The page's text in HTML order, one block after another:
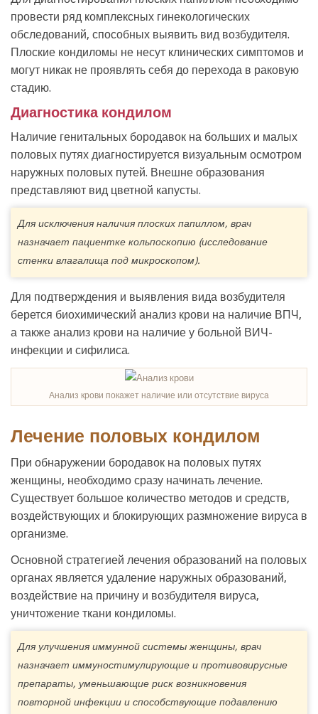
провести ряд комплексных гинекологических
обследований, способных выявить вид возбудителя.
Плоские кондиломы не несут клинических симптомов и
могут никак не проявлять себя до перехода в раковую
стадию.
Диагностика кондилом
Наличие генитальных бородавок на больших и малых
половых путях диагностируется визуальным осмотром
наружных половых путей. Внешне образования
представляют вид цветной капусты.
Для исключения наличия плоских папиллом, врач
назначает пациентке кольпоскопию (исследование
стенки влагалища под микроскопом).
Для подтверждения и выявления вида возбудителя
берется биохимический анализ крови на наличие ВПЧ,
а также анализ крови на наличие у больной ВИЧ-
инфекции и сифилиса.
Анализ крови покажет наличие или отсутствие вируса
Лечение половых кондилом
При обнаружении бородавок на половых путях
женщины, необходимо сразу начинать лечение.
Существует большое количество методов и средств,
воздействующих и блокирующих размножение вируса в
организме.
Основной стратегией лечения образований на половых
органах является удаление наружных образований,
воздействие на причину и возбудителя вируса,
уничтожение ткани кондиломы.
Для улучшения иммунной системы женщины, врач
назначает иммуностимулирующие и противовирусные
препараты, уменьшающие риск возникновения
повторной инфекции и способствующие подавлению